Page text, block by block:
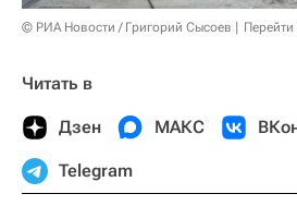
© РИА Новости / Григорий Сысоев
Читать в
Дзен МАКС
Telegram